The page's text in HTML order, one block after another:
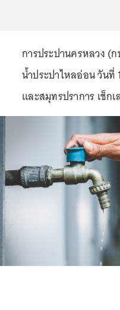
การประปานครหลวง (
น้ำประปาไหลอ่อน วันที่
และสมุทรปราการ เช็ก